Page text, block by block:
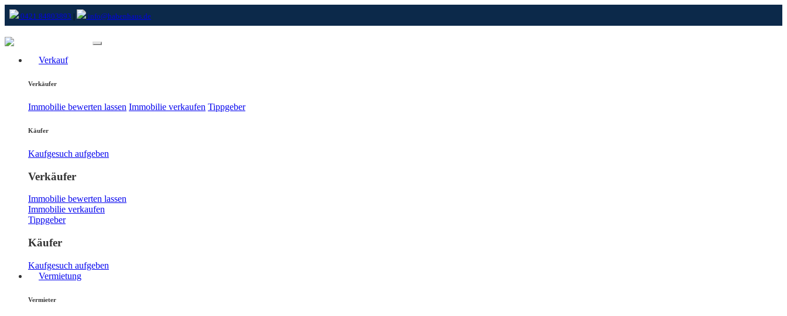
0421 84803893 | info@habenhaus.de
Verkauf
Verkäufer
Immobilie bewerten lassen Immobilie verkaufen Tippgeber
Käufer
Kaufgesuch aufgeben
Verkäufer
Immobilie bewerten lassen
Immobilie verkaufen
Tippgeber
Käufer
Kaufgesuch aufgeben
Vermietung
Vermieter